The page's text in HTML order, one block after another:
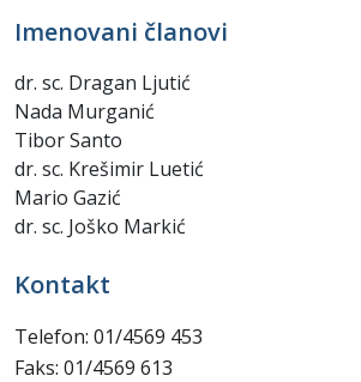
Imenovani članovi
dr. sc. Dragan Ljutić
Nada Murganić
Tibor Santo
dr. sc. Krešimir Luetić
Mario Gazić
dr. sc. Joško Markić
Kontakt
Telefon: 01/4569 453
Faks: 01/4569 613